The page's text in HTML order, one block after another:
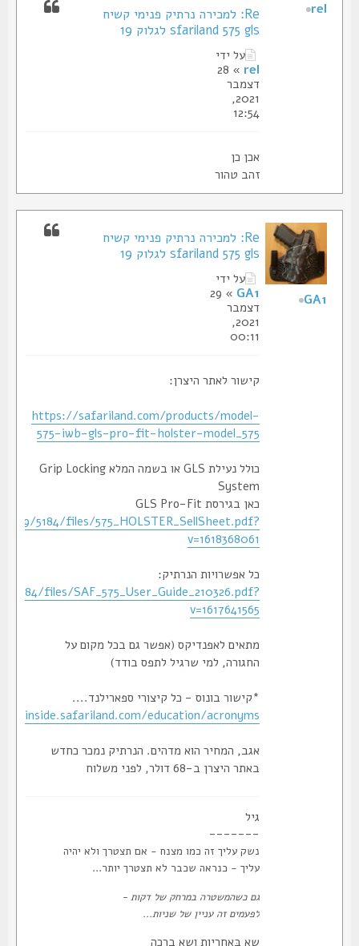
Re: למכירה נרתיק פנימי קשיח
sfariland 575 gls לגלוק 19
על ידי
» 28
דצמבר
2021,
12:54
אכן כן
זהב טהור
Re: למכירה נרתיק פנימי קשיח
sfariland 575 gls לגלוק 19
על ידי
» 29
דצמבר
2021,
00:11
קישור לאתר היצרן:
https://safariland.com/products/model-
575-iwb-gls-pro-fit-holster-model_575
כולל נעילת GLS או בשמה המלא Grip Locking
System
כאן בגירסת GLS Pro-Fit
8689/5184/files/575_HOLSTER_SellSheet.pdf?
v=1618368061
כל אפשרויות הנרתיק:
5184/files/SAF_575_User_Guide_210326.pdf?
v=1617641565
מתאים לאפנדיקס (אפשר גם בכל מקום על
החגורה, למי שרגיל לתפס בודד)
*קישור בונוס - כל קיצורי ספארילנד....
https://inside.safariland.com/education/acronyms/
אגב, המחיר הוא מדהים. הנרתיק נמכר כחדש
באתר היצרן ב-68 דולר, לפני משלוח
-------
נשק עליך זה כמו מצנח - אם תצטרך ולא יהיה
עליך - כנראה שכבר לא תצטרך יותר...
גם כשהמשטרה במרחק של דקות -
לפעמים זה עניין של שניות...
שא בְּאחריות ושא ברכה